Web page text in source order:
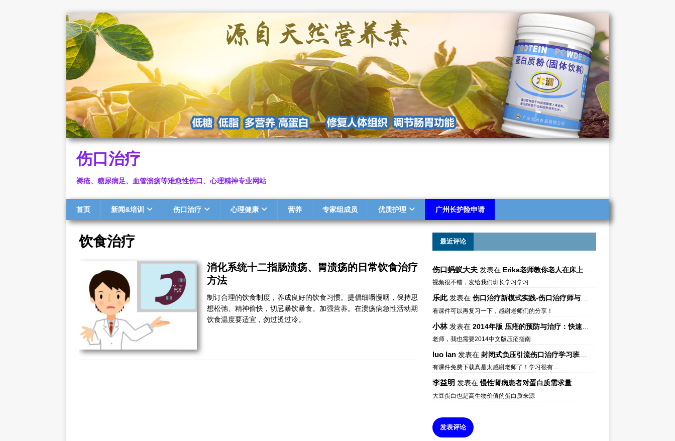
伤口治疗
褥疮、糖尿病足、血管溃疡等难愈性伤口、心理精神专业网站
首页 新闻&培训 伤口治疗 心理健康 营养 专家组成员 优质护理 广州长护险申请
饮食治疗
消化系统十二指肠溃疡、胃溃疡的日常饮食治疗
方法
制订合理的饮食制度，养成良好的饮食习惯。提倡细嚼慢咽，保持思
想松弛、精神偷快，切忌暴饮暴食。加强营养。在溃疡病急性活动期
饮食温度要适宜，勿过烫过冷。
最近评论
伤口蚂蚁大夫发表在 Erika老师教你老人在床上如何左右翻身
视频很不错，发给我们班长学习学习
乐此发表在 伤口治疗新模式实践-伤口治疗师与伤口专科
看课件可以再复习一下，感谢老师们的分享！
小林发表在 2014年版 压疮的预防与治疗：快速参考指南 – 中文版、英文版、芬兰语版、葡萄牙语版
老师，我也需要2014中文版压疮指南
luo lan发表在 封闭式负压引流伤口治疗学习班课件资料免费下载
有课件免费下载真是太感谢老师了！学习很有…
李益明 发表在慢性肾病患者对蛋白质需求量
大豆蛋白也是高生物价值的蛋白质来源
发表评论